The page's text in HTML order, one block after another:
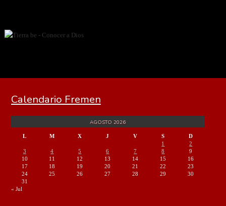
Calendario Fremen
AGOSTO 2026
L M X J V S
D
1
2
3
4 5 6 7 8
9
10
11 12 13 14 15
16
17
18 19 20 21 22
23
24
25 26 27 28 29
30
31
« Jul